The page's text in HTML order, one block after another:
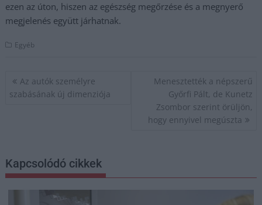
ezen az úton, hiszen az egészség megőrzése és a megnyerő
megjelenés együtt járhatnak.
Egyéb
Bejegyzés
navigáció
Az autók személyre
szabásának új dimenziója
Menesztették a népszerű
Győrfi Pált, de Kunetz
Zsombor szerint örüljön,
hogy ennyivel megúszta
Kapcsolódó cikkek